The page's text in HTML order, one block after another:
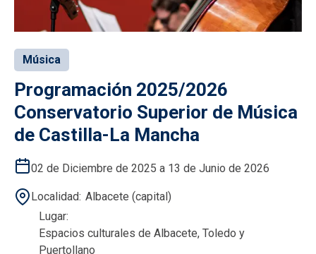
Música
Programación 2025/2026
Conservatorio Superior de Música
de Castilla-La Mancha
02 de Diciembre de 2025 a 13 de Junio de 2026
Localidad Albacete (capital)
Lugar
Espacios culturales de Albacete, Toledo y
Puertollano